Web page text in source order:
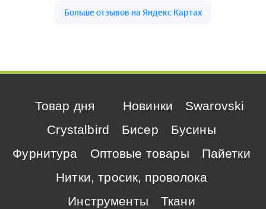
Товар дня Новинки
Swarovski
Crystalbird
Бисер
Бусины
Фурнитура
Оптовые товары
Пайетки
Нитки, тросик, проволока
Инструменты
Ткани